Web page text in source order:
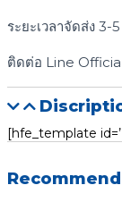
ระยะเวลาจัดส่ง 3-
ติดต่อ Line
[hfe_template